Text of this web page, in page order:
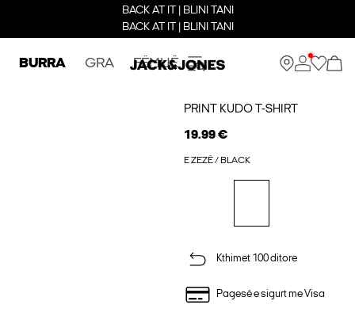
BACK AT IT | BLINI TANI
BACK AT IT | BLINI TANI
BURRA GRA FËMIJË
PRINT KUDO T-SHIRT
19.99 €
E ZEZË / BLACK
Kthimet 100 ditore
Pagesë e sigurt me Visa